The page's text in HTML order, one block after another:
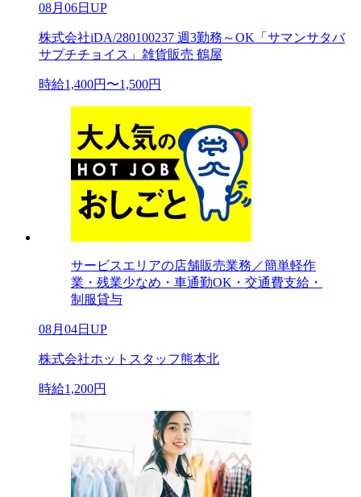
08月06日UP
株式会社iDA/280100237 週3勤務～OK「サマンサタバ
サプチチョイス」雑貨販売 鶴屋
時給1,400円〜1,500円
サービスエリアの店舗販売業務／簡単軽作
業・残業少なめ・車通勤OK・交通費支給・
制服貸与
08月04日UP
株式会社ホットスタッフ熊本北
時給1,200円